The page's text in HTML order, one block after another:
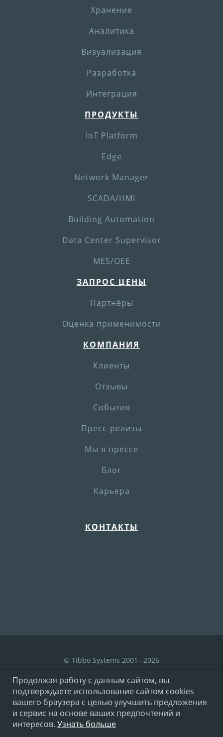
Хранение
Аналитика
Визуализация
Разработка
Интеграция
ПРОДУКТЫ
IoT Platform
Edge
Network Manager
SCADA/HMI
Building Automation
Data Center Supervisor
MES/OEE
ЗАПРОС ЦЕНЫ
Партнёры
Оценка применимости
КОМПАНИЯ
Клиенты
Отзывы
События
Пресс-релизы
Мы в прессе
Блог
Карьера
КОНТАКТЫ
© Tibbo Systems 2001– 2026
Условия использования
Продолжая работу с данным сайтом, вы
подтверждаете использование сайтом cookies
вашего браузера с целью улучшить предложения
и сервис на основе ваших предпочтений и
интересов. Узнать больше